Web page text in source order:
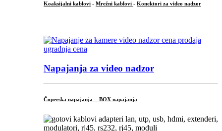
Koaksijalni kablovi - Mrežni kablovi - Konektori za video nadzor
Napajanja za video nadzor
Čoperska napajanja - BOX napajanja